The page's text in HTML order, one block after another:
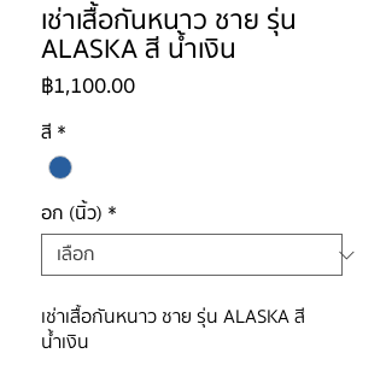
เช่าเสื้อกันหนาว ชาย รุ่น
ALASKA สี น้ำเงิน
฿1,100.00ราคา
สี *
อก (นิ้ว) *
เช่าเสื้อกันหนาว ชาย รุ่น ALASKA สี
น้ำเงิน